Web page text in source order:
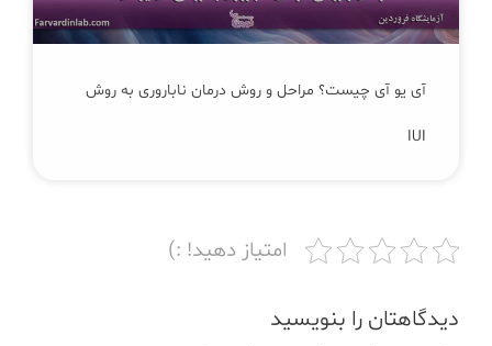
آی یو آی چیست؟ مراحل و روش درمان ناباروری به روش
IUI
امتیاز دهید! :)
دیدگاهتان را بنویسید